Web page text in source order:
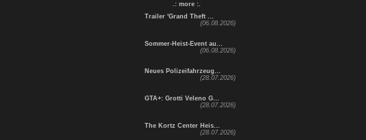
.: more :.
Trailer 'Grand Theft ...
(06.08.2026)
Sommer-Heist-Event au...
(06.08.2026)
Neues Polizeifahrzeug...
(28.07.2026)
GTA+: Grotti Veleno G...
(28.07.2026)
The Kortz Center Heis...
(28.07.2026)